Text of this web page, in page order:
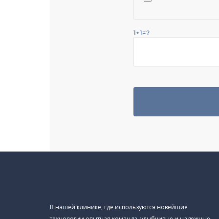
1+1=?
В нашей клинике, где используются новейшие